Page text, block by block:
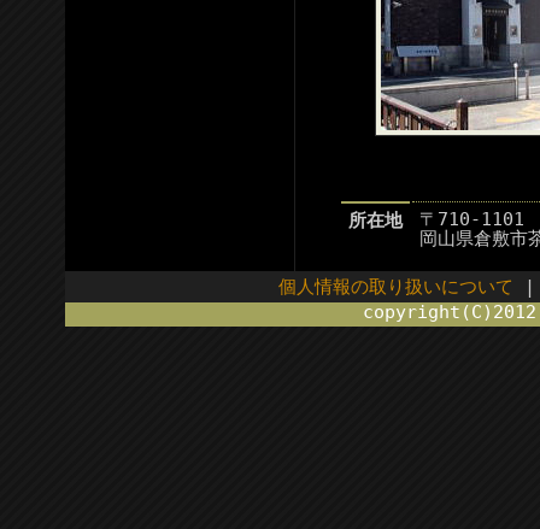
所在地
〒710-1101
岡山県倉敷市
個人情報の取り扱いについて